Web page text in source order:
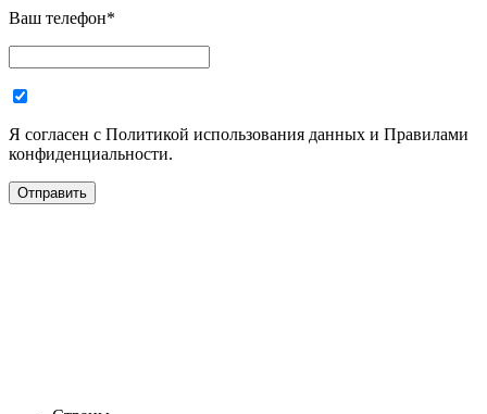
Ваш телефон*
Я согласен с Политикой использования данных и Правилами
конфиденциальности.